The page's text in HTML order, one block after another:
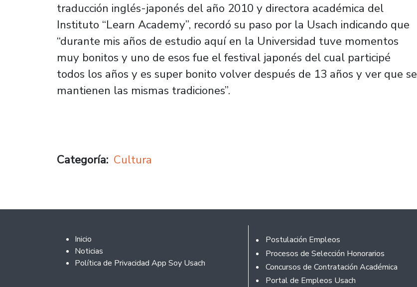
traducción inglés-japonés del año 2010 y directora académica del
Instituto “Learn Academy”, recordó su paso por la Usach indicando que
“durante mis años de estudio aquí en la Universidad tuve momentos
muy bonitos y uno de esos fue el festival japonés del cual participé
todos los años y es super bonito volver después de 13 años y ver que se
mantienen las mismas tradiciones”.
Categoría Cultura
Footer 2
Inicio
Noticias
Política de Privacidad App Soy Usach
Footer
Postulación Empleos
Procesos de Selección Honorarios
Concursos de Contratación Académica
Portal de Empleos Usach